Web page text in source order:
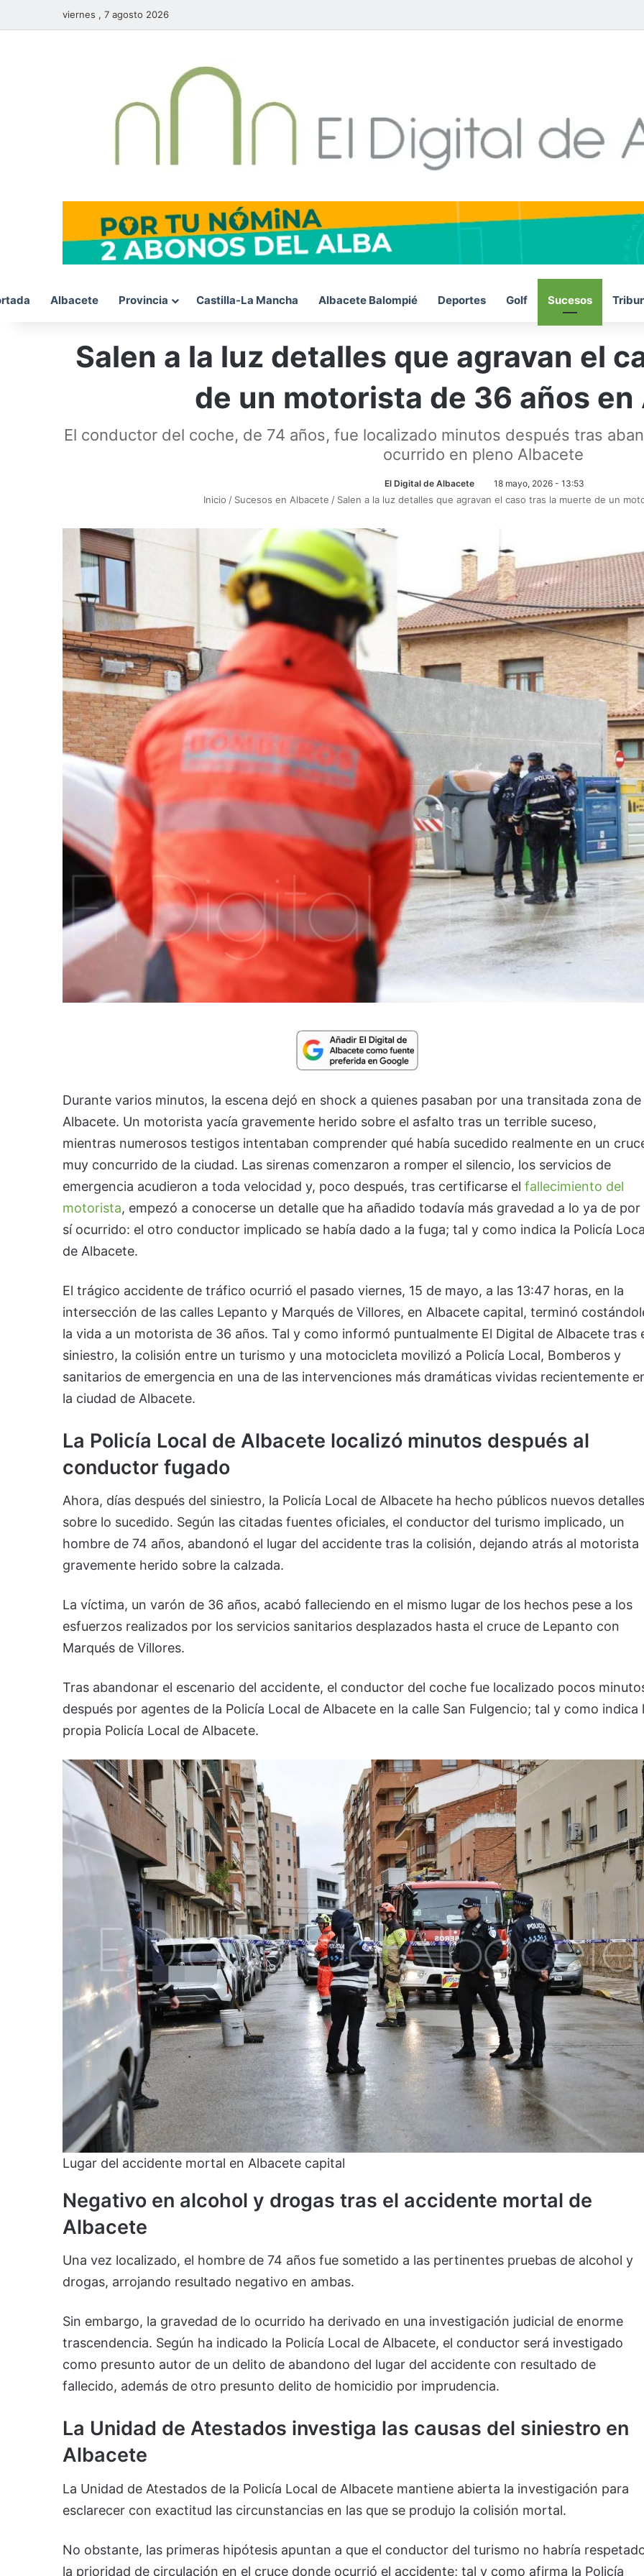
viernes , 7 agosto 2026
Albacete Provincia Castilla-La Mancha Albacete Balompié Deportes Golf Sucesos
Salen a la luz detalles que agravan el
de un motorista de 36 años
El conductor del coche, de 74 años, fue localizado minutos después tras
ocurrido en pleno Albacete
El Digital de Albacete 18 mayo, 2026 - 13:53
Inicio / Sucesos en Albacete / Salen a la luz detalles que agravan el caso tras la muerte de un
Durante varios minutos, la escena dejó en shock a quienes pasaban por una transitada zona de
Albacete. Un motorista yacía gravemente herido sobre el asfalto tras un terrible suceso,
mientras numerosos testigos intentaban comprender qué había sucedido realmente en un
muy concurrido de la ciudad. Las sirenas comenzaron a romper el silencio, los servicios de
emergencia acudieron a toda velocidad y, poco después, tras certificarse el fallecimiento del
motorista, empezó a conocerse un detalle que ha añadido todavía más gravedad a lo ya de por
sí ocurrido: el otro conductor implicado se había dado a la fuga; tal y como indica la Policía
de Albacete.
El trágico accidente de tráfico ocurrió el pasado viernes, 15 de mayo, a las 13:47 horas, en la
intersección de las calles Lepanto y Marqués de Villores, en Albacete capital, terminó
la vida a un motorista de 36 años. Tal y como informó puntualmente El Digital de Albacete tras
siniestro, la colisión entre un turismo y una motocicleta movilizó a Policía Local, Bomberos y
sanitarios de emergencia en una de las intervenciones más dramáticas vividas recientemente
la ciudad de Albacete.
La Policía Local de Albacete localizó minutos después al
conductor fugado
Ahora, días después del siniestro, la Policía Local de Albacete ha hecho públicos nuevos detalles
sobre lo sucedido. Según las citadas fuentes oficiales, el conductor del turismo implicado, un
hombre de 74 años, abandonó el lugar del accidente tras la colisión, dejando atrás al motorista
gravemente herido sobre la calzada.
La víctima, un varón de 36 años, acabó falleciendo en el mismo lugar de los hechos pese a los
esfuerzos realizados por los servicios sanitarios desplazados hasta el cruce de Lepanto con
Marqués de Villores.
Tras abandonar el escenario del accidente, el conductor del coche fue localizado pocos
después por agentes de la Policía Local de Albacete en la calle San Fulgencio; tal y como indica
propia Policía Local de Albacete.
Lugar del accidente mortal en Albacete capital
Negativo en alcohol y drogas tras el accidente mortal de
Albacete
Una vez localizado, el hombre de 74 años fue sometido a las pertinentes pruebas de alcohol y
drogas, arrojando resultado negativo en ambas.
Sin embargo, la gravedad de lo ocurrido ha derivado en una investigación judicial de enorme
trascendencia. Según ha indicado la Policía Local de Albacete, el conductor será investigado
como presunto autor de un delito de abandono del lugar del accidente con resultado de
fallecido, además de otro presunto delito de homicidio por imprudencia.
La Unidad de Atestados investiga las causas del siniestro en
Albacete
La Unidad de Atestados de la Policía Local de Albacete mantiene abierta la investigación para
esclarecer con exactitud las circunstancias en las que se produjo la colisión mortal.
No obstante, las primeras hipótesis apuntan a que el conductor del turismo no habría
la prioridad de circulación en el cruce donde ocurrió el accidente; tal y como afirma la Policía